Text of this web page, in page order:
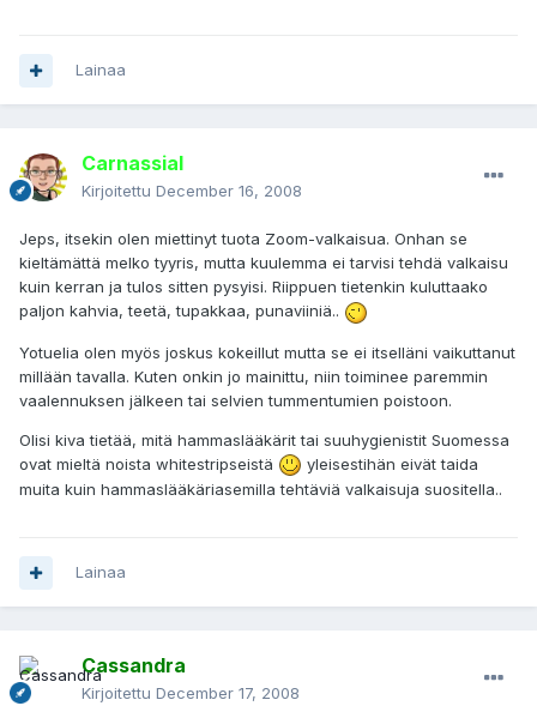
Lainaa
Carnassial
Kirjoitettu December 16, 2008
Jeps, itsekin olen miettinyt tuota Zoom-valkaisua. Onhan se
kieltämättä melko tyyris, mutta kuulemma ei tarvisi tehdä valkaisu
kuin kerran ja tulos sitten pysyisi. Riippuen tietenkin kuluttaako
paljon kahvia, teetä, tupakkaa, punaviiniä..
Yotuelia olen myös joskus kokeillut mutta se ei itselläni vaikuttanut
millään tavalla. Kuten onkin jo mainittu, niin toiminee paremmin
vaalennuksen jälkeen tai selvien tummentumien poistoon.
Olisi kiva tietää, mitä hammaslääkärit tai suuhygienistit Suomessa
ovat mieltä noista whitestripseistä
yleisestihän eivät taida
muita kuin hammaslääkäriasemilla tehtäviä valkaisuja suositella..
Lainaa
Cassandra
Kirjoitettu December 17, 2008